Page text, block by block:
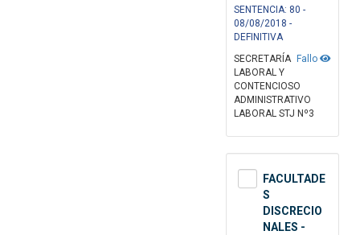
SENTENCIA: 80 -
08/08/2018 -
DEFINITIVA
Fallo
SECRETARÍA
LABORAL Y
CONTENCIOSO
ADMINISTRATIVO
LABORAL STJ Nº3
FACULTADE
S
DISCRECIO
NALES -